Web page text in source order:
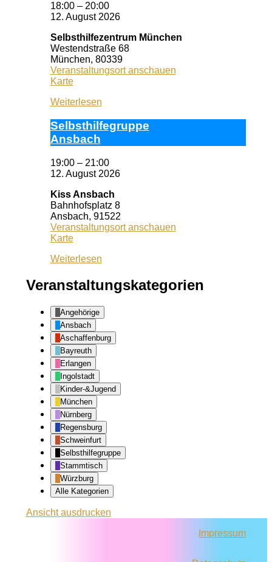
18:00 – 20:00
12. August 2026
Selbsthilfezentrum München
Westendstraße 68
München, 80339
Veranstaltungsort anschauen
KarteSelbsthilfezentrum
Weiterlesen
Selbst­hil­fe­grup­pe
Ans­bach
19:00 – 21:00
12. August 2026
Kiss Ansbach
Bahnhofsplatz 8
Ansbach, 91522
Veranstaltungsort anschauen
KarteKiss
Weiterlesen
Veranstaltungskategorien
Angehörige
Ansbach
Aschaffenburg
Bayreuth
Erlangen
Ingolstadt
Kinder-&Jugend
München
Nürnberg
Regensburg
Schweinfurt
Selbsthilfegruppe
Stammtisch
Würzburg
Alle Kategorien
Ansichtausdrucken
Impressum